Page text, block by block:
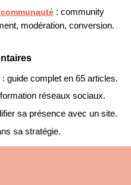
: community
modération, conversion.
: guide complet en 65 articles.
réseaux sociaux.
sa présence avec un site.
sa stratégie.